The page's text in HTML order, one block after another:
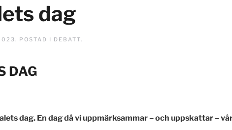
dag
. POSTAD I DEBATT.
DAG
dag. En dag då vi uppmärksammar – och uppskattar –